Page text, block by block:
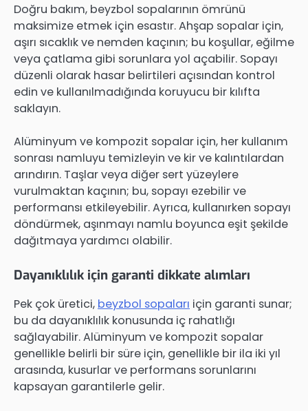
Doğru bakım, beyzbol sopalarının ömrünü
maksimize etmek için esastır. Ahşap sopalar için,
aşırı sıcaklık ve nemden kaçının; bu koşullar, eğilme
veya çatlama gibi sorunlara yol açabilir. Sopayı
düzenli olarak hasar belirtileri açısından kontrol
edin ve kullanılmadığında koruyucu bir kılıfta
saklayın.
Alüminyum ve kompozit sopalar için, her kullanım
sonrası namluyu temizleyin ve kir ve kalıntılardan
arındırın. Taşlar veya diğer sert yüzeylere
vurulmaktan kaçının; bu, sopayı ezebilir ve
performansı etkileyebilir. Ayrıca, kullanırken sopayı
döndürmek, aşınmayı namlu boyunca eşit şekilde
dağıtmaya yardımcı olabilir.
Dayanıklılık için garanti dikkate alımları
Pek çok üretici, beyzbol sopaları için garanti sunar;
bu da dayanıklılık konusunda iç rahatlığı
sağlayabilir. Alüminyum ve kompozit sopalar
genellikle belirli bir süre için, genellikle bir ila iki yıl
arasında, kusurlar ve performans sorunlarını
kapsayan garantilerle gelir.